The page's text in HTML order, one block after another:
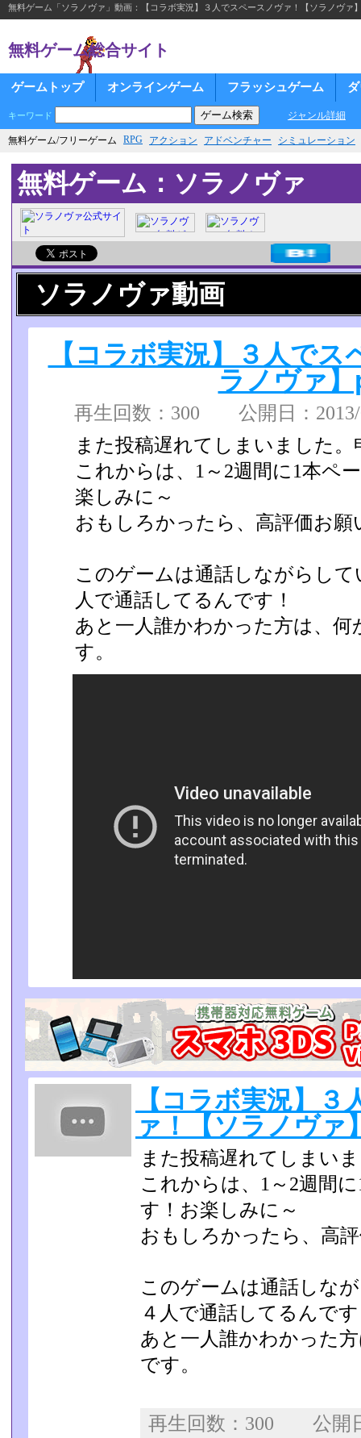
無料ゲーム「ソラノヴァ」動画：【コラボ実況】３人でスペースノヴァ！【ソラノヴァ
無料ゲーム総合サイト
ゲームトップ オンラインゲーム フラッシュゲーム
キーワード ジャンル詳細
無料ゲーム/フリーゲーム RPG アクション アドベンチャー シミュレーション
無料ゲーム：ソラノヴァ
ソラノヴァ動画
【コラボ実況】３人で
ラノヴァ
再生回数：300 公開日：
また投稿遅れてしまいました
これからは、1～2週間に1本ペ
楽しみに～
おもしろかったら、高評価お願
このゲームは通話しながらし
人で通話してるんです！
あと一人誰かわかった方は、
す。
【コラボ実況】
ァ！【ソラノヴァ
また投稿遅れてしまい
これからは、1～2週間
す！お楽しみに～
おもしろかったら、高
このゲームは通話しな
４人で通話してるんで
あと一人誰かわかった
です。
再生回数：300 公